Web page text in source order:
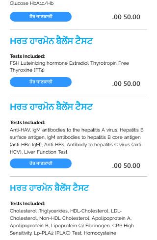
Glucose HbA1c/Hb
ਹੋਰ ਜਾਣਕਾਰੀ .00 50.00
Hਰਤ ਹਾਰਮੋਨ ਬੈਲੇਂਸ ਟੈਸਟ
Tests Included:
FSH Luteinizing hormone Estradiol Thyrotropin Free
Thyroxine (FT4)
ਹੋਰ ਜਾਣਕਾਰੀ .00 50.00
Hਰਤ ਹਾਰਮੋਨ ਬੈਲੇਂਸ ਟੈਸਟ
Tests Included:
Anti-HAV, IgM antibodies to the hepatitis A virus, Hepatitis B
surface antigen, IgM antibodies to hepatitis B core antigen
(anti-HBc IgM), Anti-HBs, Antibody to hepatitis C virus (anti-
HCV), Liver Function Test
ਹੋਰ ਜਾਣਕਾਰੀ .00 50.00
Hਰਤ ਹਾਰਮੋਨ ਬੈਲੇਂਸ ਟੈਸਟ
Tests Included:
Cholesterol ,Triglycerides, HDL-Cholesterol, LDL-
Cholesterol, Non-HDL Cholesterol, Apolipoprotein A,
Apolipoprotein B, Lipoprotein (a) Fibrinogen. CRP High
Sensitivity. Lp-PLA2 (PLAC) Test. Homocysteine